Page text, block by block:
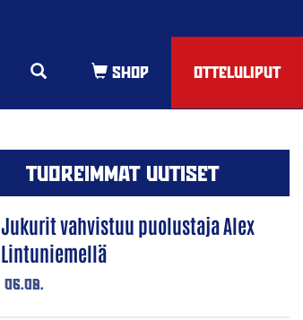
OTTELULIPUT
TUOREIMMAT UUTISET
06.08.
Jukurit vahvistuu puolustaja Alex
Lintuniemellä